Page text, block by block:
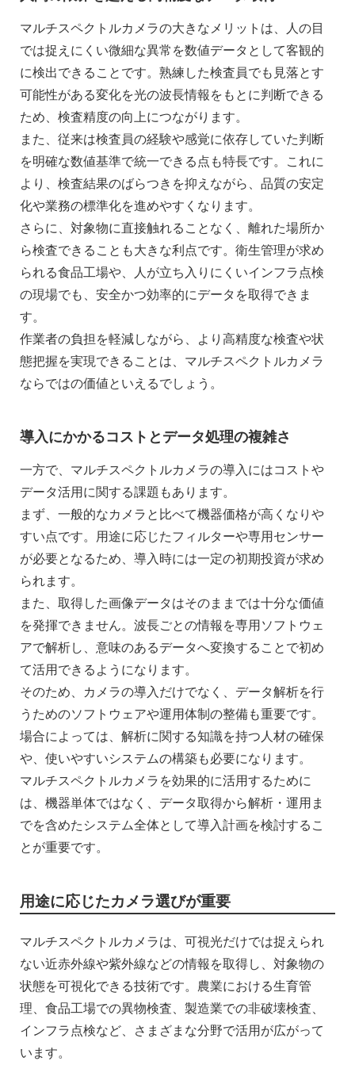
マルチスペクトルカメラの大きなメリットは、人の目
では捉えにくい微細な異常を数値データとして客観的
に検出できることです。熟練した検査員でも見落とす
可能性がある変化を光の波長情報をもとに判断できる
ため、検査精度の向上につながります。
また、従来は検査員の経験や感覚に依存していた判断
を明確な数値基準で統一できる点も特長です。これに
より、検査結果のばらつきを抑えながら、品質の安定
化や業務の標準化を進めやすくなります。
さらに、対象物に直接触れることなく、離れた場所か
ら検査できることも大きな利点です。衛生管理が求め
られる食品工場や、人が立ち入りにくいインフラ点検
の現場でも、安全かつ効率的にデータを取得できま
す。
作業者の負担を軽減しながら、より高精度な検査や状
態把握を実現できることは、マルチスペクトルカメラ
ならではの価値といえるでしょう。
導入にかかるコストとデータ処理の複雑さ
一方で、マルチスペクトルカメラの導入にはコストや
データ活用に関する課題もあります。
まず、一般的なカメラと比べて機器価格が高くなりや
すい点です。用途に応じたフィルターや専用センサー
が必要となるため、導入時には一定の初期投資が求め
られます。
また、取得した画像データはそのままでは十分な価値
を発揮できません。波長ごとの情報を専用ソフトウェ
アで解析し、意味のあるデータへ変換することで初め
て活用できるようになります。
そのため、カメラの導入だけでなく、データ解析を行
うためのソフトウェアや運用体制の整備も重要です。
場合によっては、解析に関する知識を持つ人材の確保
や、使いやすいシステムの構築も必要になります。
マルチスペクトルカメラを効果的に活用するために
は、機器単体ではなく、データ取得から解析・運用ま
でを含めたシステム全体として導入計画を検討するこ
とが重要です。
用途に応じたカメラ選びが重要
マルチスペクトルカメラは、可視光だけでは捉えられ
ない近赤外線や紫外線などの情報を取得し、対象物の
状態を可視化できる技術です。農業における生育管
理、食品工場での異物検査、製造業での非破壊検査、
インフラ点検など、さまざまな分野で活用が広がって
います。